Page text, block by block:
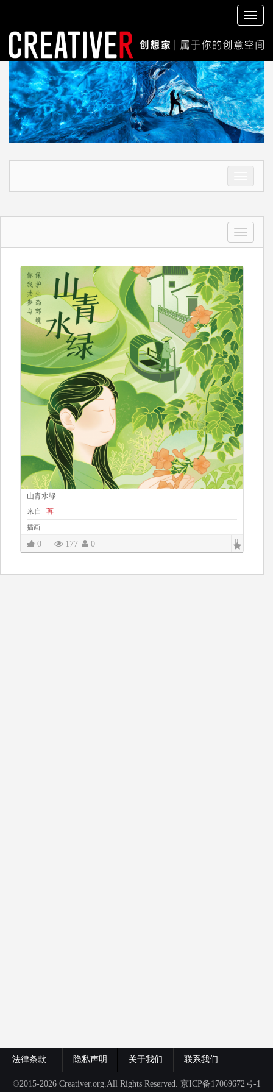
切
换
导
航
换
切
换
航
山青水绿
来自
苒
插画
0 177 0 |||
法律条款 隐私声明 关于我们 联系我们
©2015-2026 Creativer.org.All Rights Reserved. 京ICP备17069672号-1